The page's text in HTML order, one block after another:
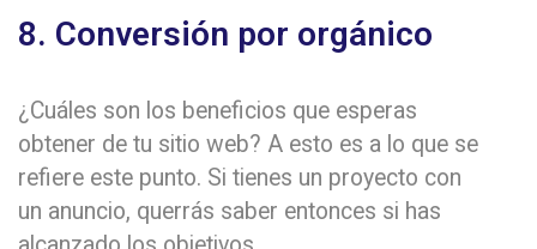
8. Conversión por orgánico
¿Cuáles son los beneficios que esperas
obtener de tu sitio web? A esto es a lo que se
refiere este punto. Si tienes un proyecto con
un anuncio, querrás saber entonces si has